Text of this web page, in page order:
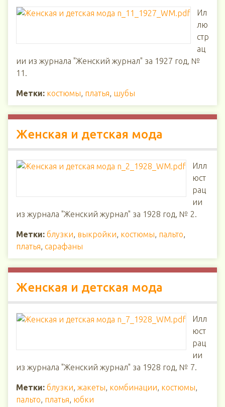
Ил
лю
стр
ац
ии из журнала "Женский журнал" за 1927 год, №
11.
Метки: костюмы, платья, шубы
Женская и детская мода
Илл
юст
рац
ии
из журнала "Женский журнал" за 1928 год, № 2.
Метки: блузки, выкройки, костюмы, пальто,
платья, сарафаны
Женская и детская мода
Илл
юст
рац
ии
из журнала "Женский журнал" за 1928 год, № 7.
Метки: блузки, жакеты, комбинации, костюмы,
пальто, платья, юбки